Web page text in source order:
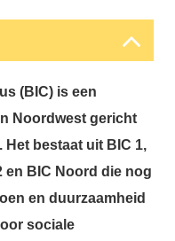
(BIC) is een
Noordwest gericht
bestaat uit BIC 1,
en BIC Noord die nog
en duurzaamheid
sociale